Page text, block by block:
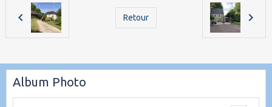
Retour
Album Photo